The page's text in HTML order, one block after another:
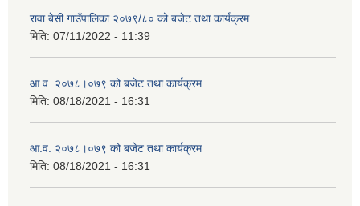
रावा बेसी गाउँपालिका २०७९/८० को बजेट तथा कार्यक्रम
मिति: 07/11/2022 - 11:39
आ.व. २०७८।०७९ को बजेट तथा कार्यक्रम
मिति: 08/18/2021 - 16:31
आ.व. २०७८।०७९ को बजेट तथा कार्यक्रम
मिति: 08/18/2021 - 16:31